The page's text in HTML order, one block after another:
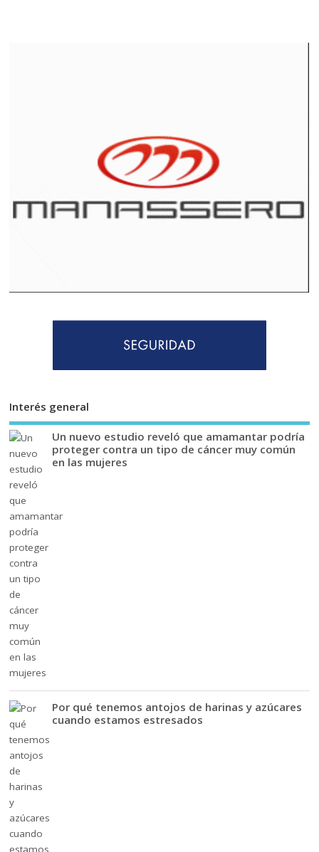
Interés general
Un nuevo estudio reveló que amamantar podría
proteger contra un tipo de cáncer muy común
en las mujeres
Por qué tenemos antojos de harinas y azúcares
cuando estamos estresados